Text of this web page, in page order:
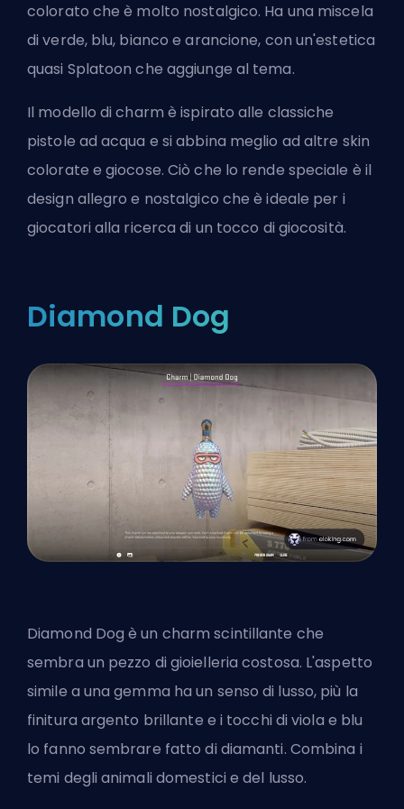
colorato che è molto nostalgico. Ha una miscela
di verde, blu, bianco e arancione, con un'estetica
quasi Splatoon che aggiunge al tema.
Il modello di charm è ispirato alle classiche
pistole ad acqua e si abbina meglio ad altre skin
colorate e giocose. Ciò che lo rende speciale è il
design allegro e nostalgico che è ideale per i
giocatori alla ricerca di un tocco di giocosità.
Diamond Dog
Diamond Dog è un charm scintillante che
sembra un pezzo di gioielleria costosa. L'aspetto
simile a una gemma ha un senso di lusso, più la
finitura argento brillante e i tocchi di viola e blu
lo fanno sembrare fatto di diamanti. Combina i
temi degli animali domestici e del lusso.